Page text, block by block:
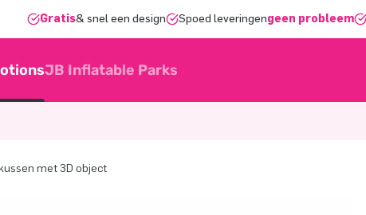
Gratis& snel een design Spoed leveringengeen probleem
JB Inflatable Parks
met 3D object